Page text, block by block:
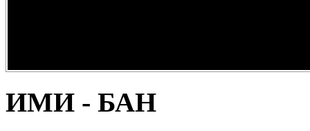
наследство” -
ИМИ - БАН